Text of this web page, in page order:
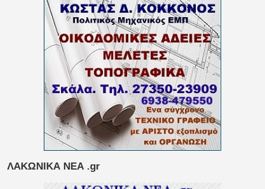
ΛΑΚΩΝΙΚΑ ΝΕΑ .gr